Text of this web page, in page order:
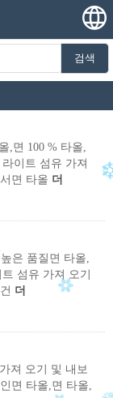
검색
,면 100 % 타올,
이트 섬유 가져
면 타올 더
은 품질면 타올,
섬유 가져 오기
더
져 오기 및 내보
면 타올,면 타올,